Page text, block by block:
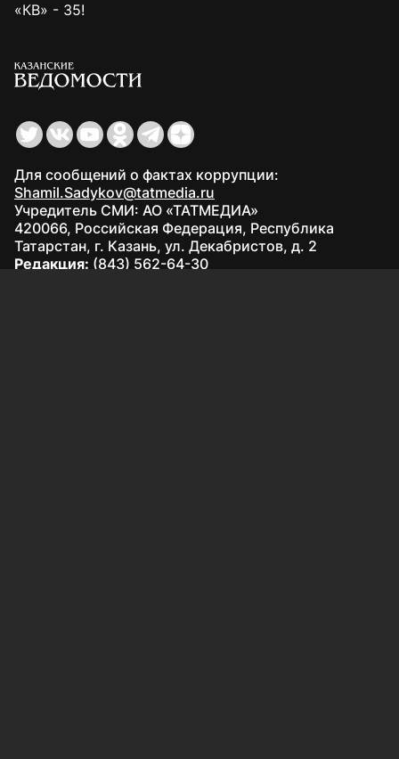
«КВ» - 35!
Для сообщений о фактах коррупции:
Shamil.Sadykov@tatmedia.ru
Учредитель СМИ: АО «ТАТМЕДИА»
420066, Российская Федерация, Республика
Татарстан, г. Казань, ул. Декабристов, д. 2
Редакция: (843) 562-64-30